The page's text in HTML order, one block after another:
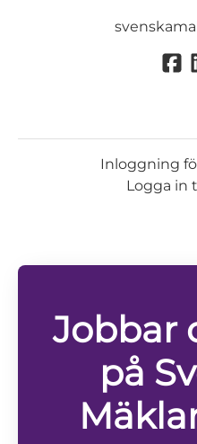
Inloggning
Logga in
Jobbar
på